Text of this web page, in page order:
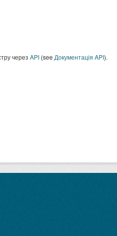
через API(see Документація API).